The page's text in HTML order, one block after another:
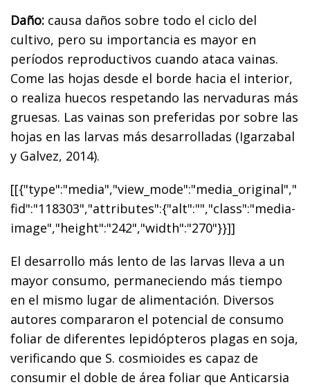
Daño: causa daños sobre todo el ciclo del
cultivo, pero su importancia es mayor en
períodos reproductivos cuando ataca vainas.
Come las hojas desde el borde hacia el interior,
o realiza huecos respetando las nervaduras más
gruesas. Las vainas son preferidas por sobre las
hojas en las larvas más desarrolladas (Igarzabal
y Galvez, 2014).
[[{"type":"media","view_mode":"media_original","
fid":"118303","attributes":{"alt":"","class":"media-
image","height":"242","width":"270"}}]]
El desarrollo más lento de las larvas lleva a un
mayor consumo, permaneciendo más tiempo
en el mismo lugar de alimentación. Diversos
autores compararon el potencial de consumo
foliar de diferentes lepidópteros plagas en soja,
verificando que S. cosmioides es capaz de
consumir el doble de área foliar que Anticarsia